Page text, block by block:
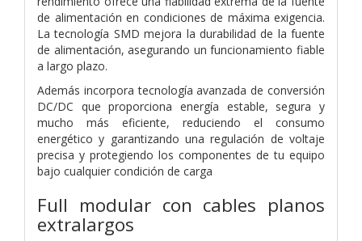
de alimentación en condiciones de máxima exigencia.
La tecnología SMD mejora la durabilidad de la fuente
de alimentación, asegurando un funcionamiento fiable
a largo plazo.
Además incorpora tecnología avanzada de conversión
DC/DC que proporciona energía estable, segura y
mucho más eficiente, reduciendo el consumo
energético y garantizando una regulación de voltaje
precisa y protegiendo los componentes de tu equipo
bajo cualquier condición de carga
Full modular con cables planos
extralargos